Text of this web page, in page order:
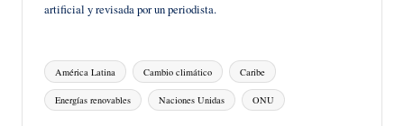
artificial y revisada por un periodista.
Etiquetas:
América Latina Cambio climático Caribe
Energías renovables Naciones Unidas ONU